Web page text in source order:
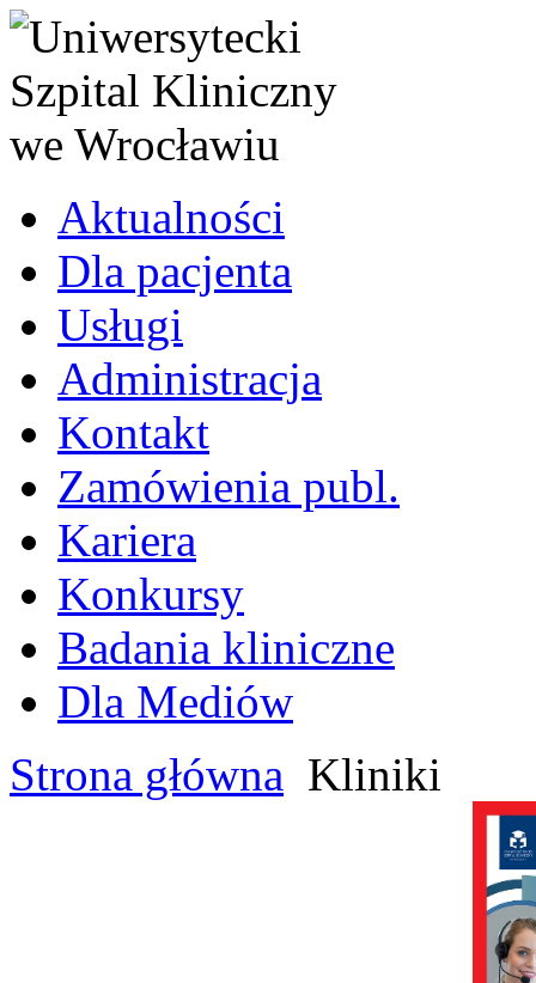
Aktualności
Dla pacjenta
Usługi
Administracja
Kontakt
Zamówienia publ.
Kariera
Konkursy
Badania kliniczne
Dla Mediów
Strona główna Kliniki